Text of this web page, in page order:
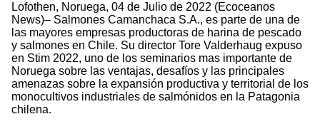
Lofothen, Noruega, 04 de Julio de 2022 (Ecoceanos
News)– Salmones Camanchaca S.A., es parte de una de
las mayores empresas productoras de harina de pescado
y salmones en Chile. Su director Tore Valderhaug expuso
en Stim 2022, uno de los seminarios mas importante de
Noruega sobre las ventajas, desafíos y las principales
amenazas sobre la expansión productiva y territorial de los
monocultivos industriales de salmónidos en la Patagonia
chilena.